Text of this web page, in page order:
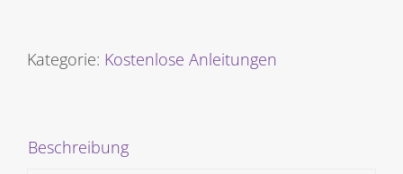
Menge
Kategorie: Kostenlose Anleitungen
Beschreibung